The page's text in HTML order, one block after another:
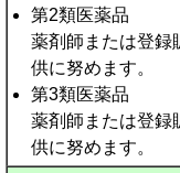
第2類医薬品
薬剤師または登録
供に努めます。
第3類医薬品
薬剤師または登録
供に努めます。